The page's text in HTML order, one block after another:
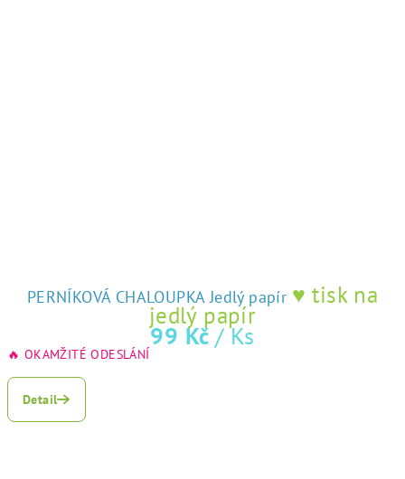
PERNÍKOVÁ CHALOUPKA Jedlý papír ♥ tisk na
jedlý papír
99 Kč / Ks
🔥 OKAMŽITÉ ODESLÁNÍ
Detail